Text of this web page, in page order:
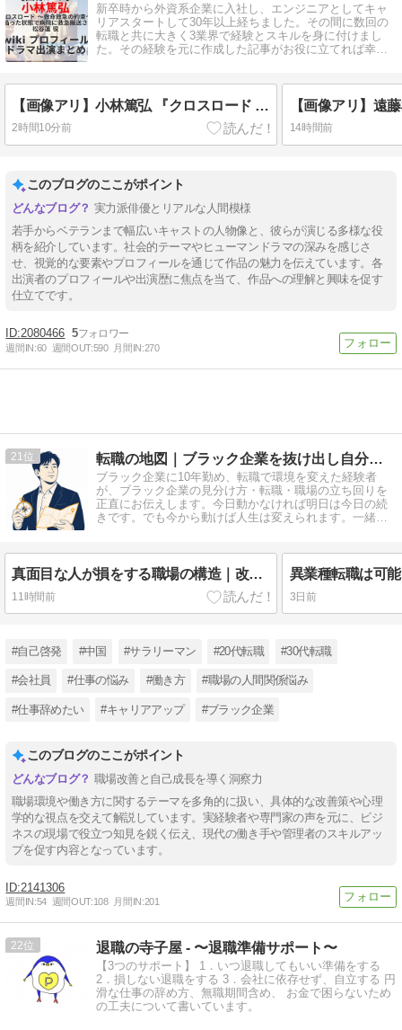
新卒時から外資系企業に入社し、エンジニアとしてキャ
リアスタートして30年以上経ちました。その間に数回の
転職と共に大きく3業界で経験とスキルを身に付けまし
た。その経験を元に作成した記事がお役に立てれば幸い
【画像アリ】小林篤弘 『クロスロード 〜救命救急の約束〜』松谷蓮 役 wiki プロフィール ドラマ出演まとめ
2時間10分前 14時間前
このブログのここがポイント
実力派俳優とリアルな人間模様
若手からベテランまで幅広いキャストの人物像と、彼らが演じる多様な役
柄を紹介しています。社会的テーマやヒューマンドラマの深みを感じさ
せ、視覚的な要素やプロフィールを通じて作品の魅力を伝えています。各
出演者のプロフィールや出演歴に焦点を当て、作品への理解と興味を促す
仕立てです。
2080466 5
週間IN:60 週間OUT:590 月間IN:270
21 転職の地図｜ブラック企業を抜け出し自分で選ぶキャリアへ
ブラック企業に10年勤め、転職で環境を変えた経験者
が、ブラック企業の見分け方・転職・職場の立ち回りを
正直にお伝えします。今日動かなければ明日は今日の続
きです。でも今から動けば人生は変えられます。一緒に
真面目な人が損をする職場の構造｜改善するほど仕事が増える理由
11時間前 3日前
#自己啓発 #中国 #サラリーマン #20代転職 #30代転職
#会社員 #仕事の悩み #働き方 #職場の人間関係悩み
#仕事辞めたい #キャリアアップ #ブラック企業
このブログのここがポイント
職場改善と自己成長を導く洞察力
職場環境や働き方に関するテーマを多角的に扱い、具体的な改善策や心理
学的な視点を交えて解説しています。実経験者や専門家の声を元に、ビジ
ネスの現場で役立つ知見を鋭く伝え、現代の働き手や管理者のスキルアッ
プを促す内容となっています。
2141306
週間IN:54 週間OUT:108 月間IN:201
22 退職の寺子屋 - 〜退職準備サポート〜
【3つのサポート】 1．いつ退職してもいい準備をする
2．損しない退職をする 3．会社に依存せず、自立する 円
滑な仕事の辞め方、無職期間含め、 お金で困らないため
の工夫について書いています。